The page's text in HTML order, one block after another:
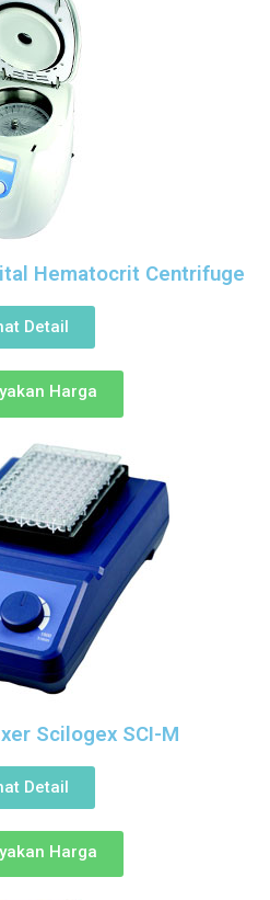
Hematocrit Centrifuge
Detail
Harga
Scilogex SCI-M
Detail
Harga